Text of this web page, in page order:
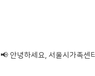
📢 안녕하세요, 서울시가족센